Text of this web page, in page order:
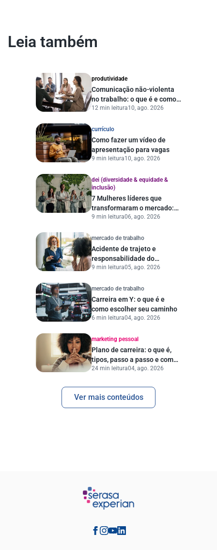
Leia também
produtividade
Comunicação não-violenta
no trabalho: o que é e como
praticar
12 min leitura10, ago. 2026
currículo
Como fazer um vídeo de
apresentação para vagas
9 min leitura10, ago. 2026
dei (diversidade & equidade &
inclusão)
7 Mulheres líderes que
transformaram o mercado:
histórias e lições
9 min leitura06, ago. 2026
mercado de trabalho
Acidente de trajeto e
responsabilidade do
empregador
9 min leitura05, ago. 2026
mercado de trabalho
Carreira em Y: o que é e
como escolher seu caminho
6 min leitura04, ago. 2026
marketing pessoal
Plano de carreira: o que é,
tipos, passo a passo e como
escolher a empresa ideal
24 min leitura04, ago. 2026
Ver mais conteúdos